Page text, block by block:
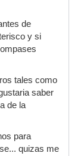
de
y si
tales como
saber
de la
para
quizas me